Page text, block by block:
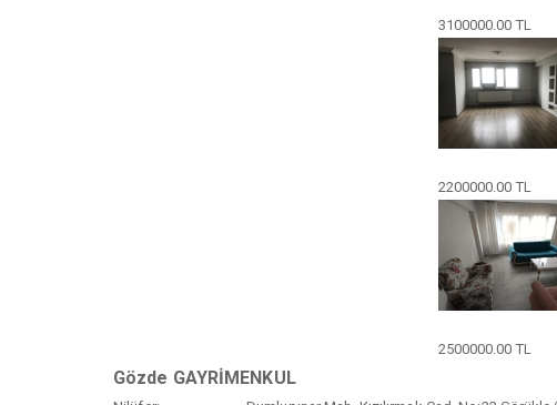
3100000.00 TL
2200000.00 TL
2500000.00 TL
Gözde GAYRİMENKUL